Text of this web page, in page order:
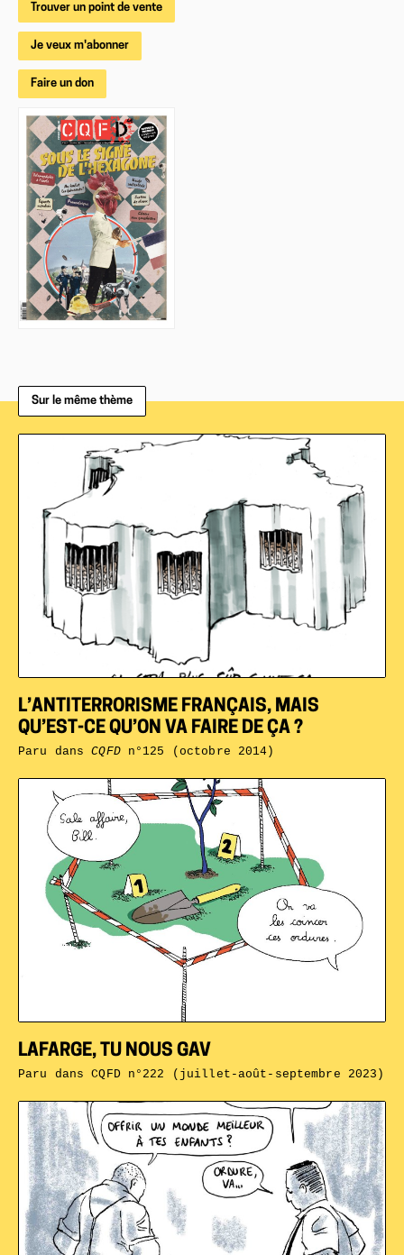
Trouver un point de vente
Je veux m'abonner
Faire un don
Sur le même thème
LAFARGE, TU NOUS GAV
Paru dansCQFD n°222 (juillet-août-septembre 2023)
L’ANTITERRORISME FRANÇAIS, MAIS
QU’EST-CE QU’ON VA FAIRE DE ÇA ?
Paru dansCQFDn°125 (octobre 2014)